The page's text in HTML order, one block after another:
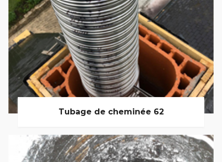
Tubage de cheminée 62